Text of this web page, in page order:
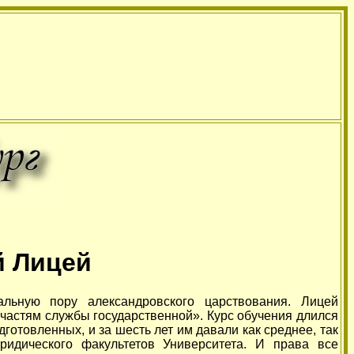
Лицей
пору александровского царствования. Лицей
службы государственной». Курс обучения длился
и за шесть лет им давали как среднее, так
факультетов Университета. И права все